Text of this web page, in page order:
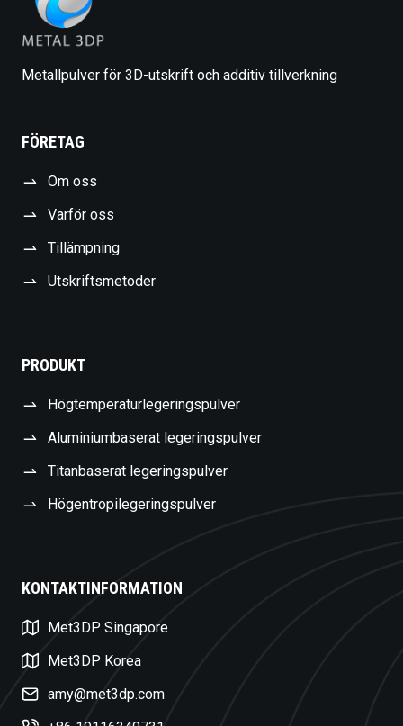
Metallpulver för 3D-utskrift och additiv tillverkning
FÖRETAG
Om oss
Varför oss
Tillämpning
Utskriftsmetoder
PRODUKT
Högtemperaturlegeringspulver
Aluminiumbaserat legeringspulver
Titanbaserat legeringspulver
Högentropilegeringspulver
KONTAKTINFORMATION
Met3DP Singapore
Met3DP Korea
amy@met3dp.com